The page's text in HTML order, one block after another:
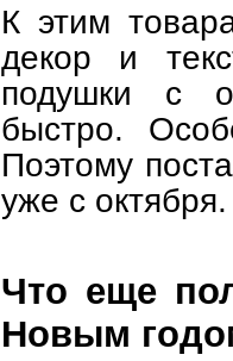
К этим
декор и
подушки с
быстро.
Поэтому
уже с октября.
Что еще
Новым